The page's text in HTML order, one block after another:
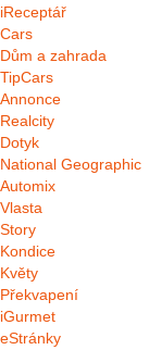
iReceptář
Cars
Dům a zahrada
TipCars
Annonce
Realcity
Dotyk
National Geographic
Automix
Vlasta
Story
Kondice
Květy
Překvapení
iGurmet
eStránky